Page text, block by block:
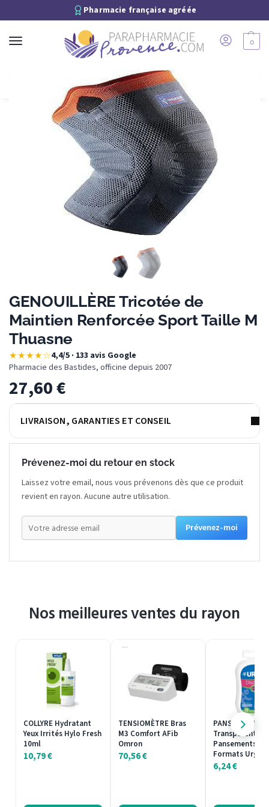
Pharmacie française agréée
0
GENOUILLÈRE Tricotée de
Maintien Renforcée Sport Taille M
Thuasne
★★★★☆4,4/5 · 133 avis Google·
Pharmacie des Bastides, officine depuis 2007
27,60€
LIVRAISON, GARANTIES ET CONSEIL
Prévenez-moi du retour en stock
Laissez votre email, nous vous prévenons dès que ce produit
revient en rayon. Aucune autre utilisation.
Prévenez-moi
Nos meilleures ventes du rayon
COLLYRE Hydratant
Yeux Irrités Hylo Fresh
10ml
10,79€
TENSIOMÈTRE Bras
M3 Comfort AFib
Omron
70,56€
PANSEMENT
Transparent 30
Pansements 2
Formats Urgo
6,24€